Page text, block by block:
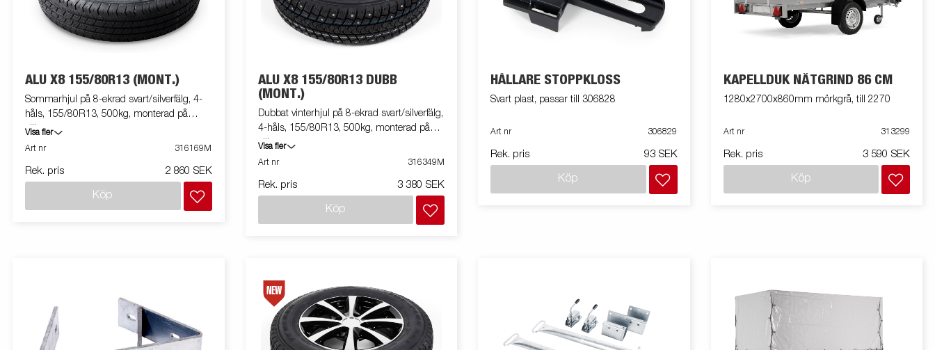
ALU X8 155/80R13 (MONT.)
Sommarhjul på 8-ekrad svart/silverfälg, 4-
håls, 155/80R13, 500kg, monterad på
släpvagn
Visa fler
Art nr
316169M
Rek. pris 2 860 SEK
Köp
ALU X8 155/80R13 DUBB
(MONT.)
Dubbat vinterhjul på 8-ekrad svart/silverfälg,
4-håls, 155/80R13, 500kg, monterad på
släpvagn
Visa fler
Art nr
316349M
Rek. pris 3 380 SEK
Köp
HÅLLARE STOPPKLOSS
Svart plast, passar till 306828
Art nr 306829
Rek. pris 93 SEK
Köp
KAPELLDUK NÄTGRIND 86 CM
1280x2700x860mm mörkgrå, till 2270
Art nr 313299
Rek. pris 3 590 SEK
Köp